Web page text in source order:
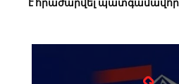
է հրաժարվել